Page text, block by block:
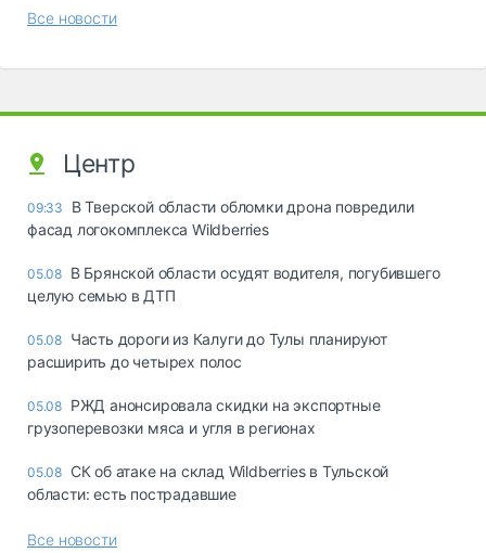
Все новости
Центр
09:33
В Тверской области обломки дрона повредили
фасад логокомплекса Wildberries
05.08 В Брянской области осудят водителя, погубившего
целую семью в ДТП
05.08 Часть дороги из Калуги до Тулы планируют
расширить до четырех полос
05.08 РЖД анонсировала скидки на экспортные
грузоперевозки мяса и угля в регионах
05.08 СК об атаке на склад Wildberries в Тульской
области: есть пострадавшие
Все новости